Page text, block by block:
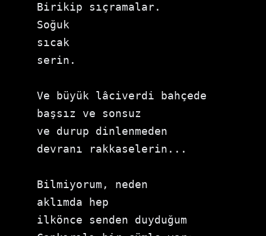
Birikip sıçramalar.
Soğuk
sıcak
serin.
Ve büyük lâciverdi bahçede
başsız ve sonsuz
ve durup dinlenmeden
devranı rakkaselerin...
Bilmiyorum, neden
aklımda hep
ilkönce senden duyduğum